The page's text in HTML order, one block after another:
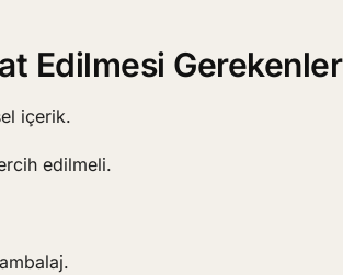
Edilmesi Gerekenler
içerik.
edilmeli.